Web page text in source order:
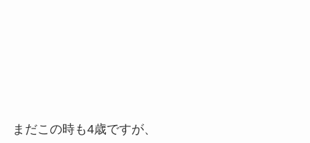
まだこの時も4歳ですが、